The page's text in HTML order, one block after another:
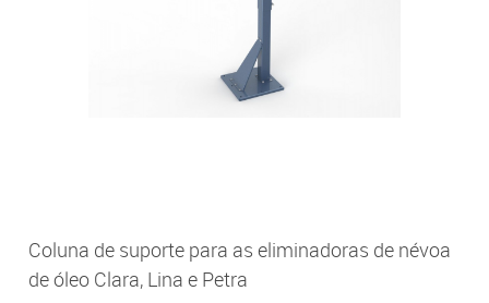
Coluna de suporte para as eliminadoras de névoa
de óleo Clara, Lina e Petra